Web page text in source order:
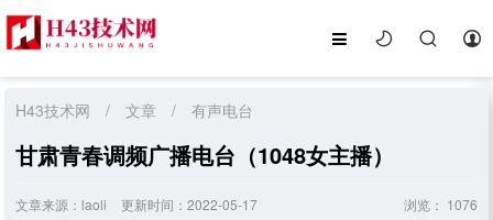
H43技术网 / 文章 / 有声电台
甘肃青春调频广播电台（1048女主播）
文章来源：laoli 更新时间：2022-05-17 浏览： 1076